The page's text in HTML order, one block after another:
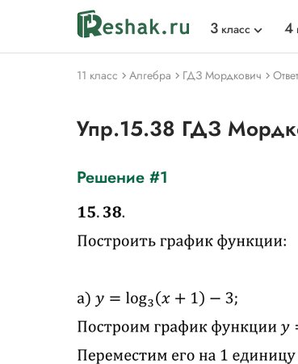
3 класс 4
11 класс Алгебра ГДЗ Мордкович Ответ
Упр.15.38 ГДЗ
Решение #1